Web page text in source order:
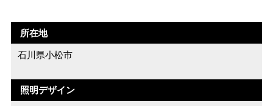
所在地
石川県小松市
照明デザイン